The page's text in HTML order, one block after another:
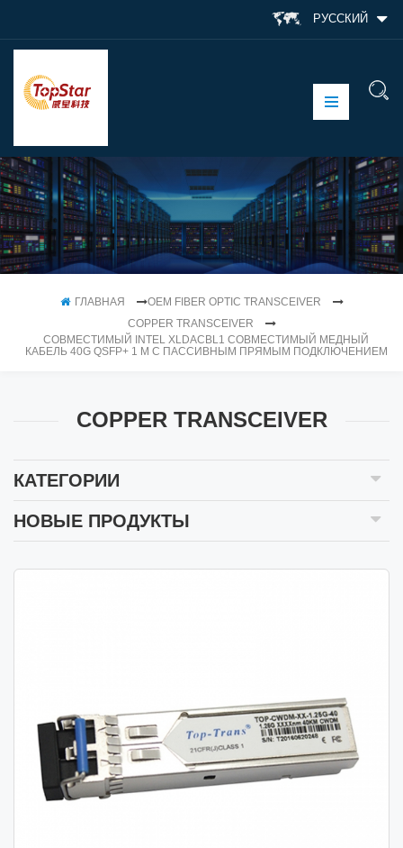
РУССКИЙ
ГЛАВНАЯ
OEM FIBER OPTIC TRANSCEIVER
COPPER TRANSCEIVER
СОВМЕСТИМЫЙ INTEL XLDACBL1 СОВМЕСТИМЫЙ МЕДНЫЙ
КАБЕЛЬ 40G QSFP+ 1 М С ПАССИВНЫМ ПРЯМЫМ ПОДКЛЮЧЕНИЕМ
COPPER TRANSCEIVER
КАТЕГОРИИ
НОВЫЕ ПРОДУКТЫ